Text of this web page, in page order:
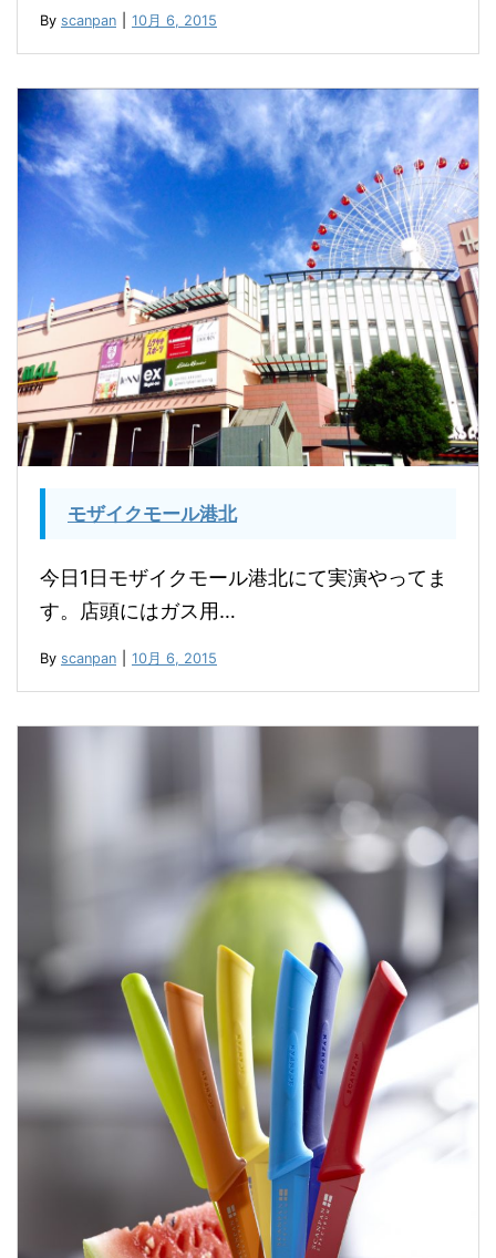
By scanpan 10月 6, 2015
モザイクモール港北
今日1日モザイクモール港北にて実演やってま
す。店頭にはガス用…
By scanpan 10月 6, 2015